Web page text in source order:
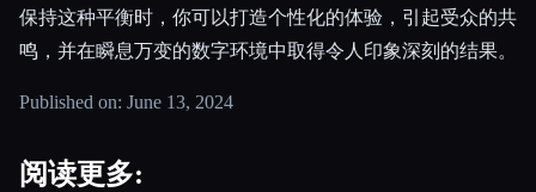
保持这种平衡时，你可以打造个性化的体验，引起受众的共
鸣，并在瞬息万变的数字环境中取得令人印象深刻的结果。
Published on: June 13, 2024
阅读更多: